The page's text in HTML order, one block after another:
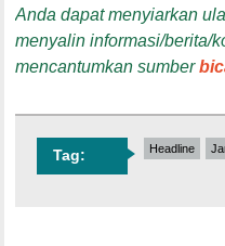
Anda dapat menyiarkan
menyalin informasi/berita/
mencantumkan sumber
Tag: Headline